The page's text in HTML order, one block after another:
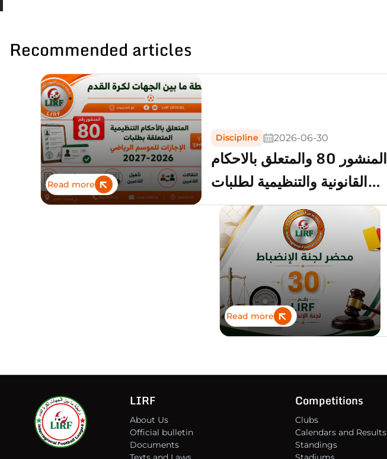
Recommended articles
المنشور 80 والمتعلق بالاحكام
القانونية والتنظيمية لطلبات
الإجازات للموسم
2026_2027
2026-06-30
Discipline
Read more
Read more
LIRF
About Us
Official bulletin
Documents
Competitions
Clubs
Calendars and Results
Standings